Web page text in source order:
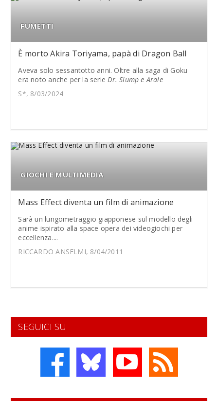
FUMETTI
È morto Akira Toriyama, papà di Dragon Ball
Aveva solo sessantotto anni. Oltre alla saga di Goku
era noto anche per la serieDr. Slump e Arale
S*, 8/03/2024
GIOCHI E MULTIMEDIA
Mass Effect diventa un film di animazione
Sarà un lungometraggio giapponese sul modello degli
anime ispirato alla space opera dei videogiochi per
eccellenza....
RICCARDO ANSELMI, 8/04/2011
SEGUICI SU